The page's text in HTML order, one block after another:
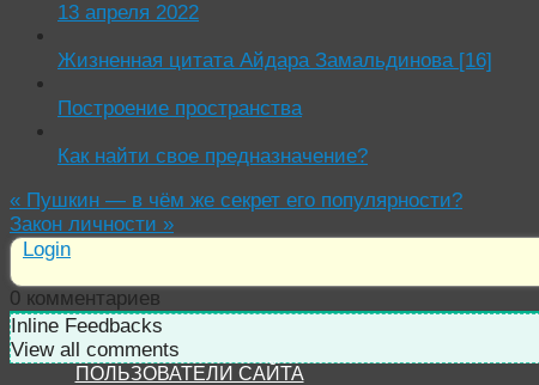
13 апреля 2022
Жизненная цитата Айдара Замальдинова [16]
Построение пространства
Как найти свое предназначение?
« Пушкин — в чём же секрет его популярности?
Закон личности »
Login
0 комментариев
Inline Feedbacks
View all comments
ПОЛЬЗОВАТЕЛИ САЙТА